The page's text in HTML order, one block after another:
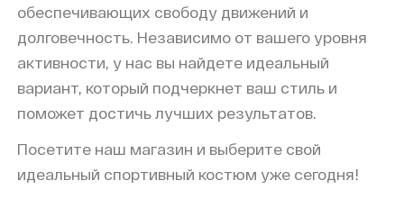
обеспечивающих свободу движений и
долговечность. Независимо от вашего уровня
активности, у нас вы найдете идеальный
вариант, который подчеркнет ваш стиль и
поможет достичь лучших результатов.
Посетите наш магазин и выберите свой
идеальный спортивный костюм уже сегодня!